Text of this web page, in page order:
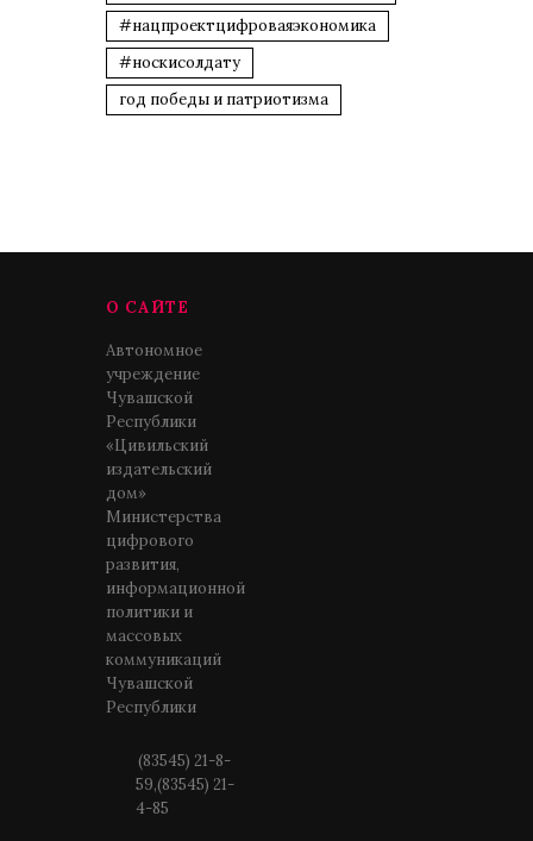
#нацпроектцифроваяэкономика
#носкисолдату
год победы и патриотизма
О САЙТЕ
Автономное
учреждение
Чувашской
Республики
«Цивильский
издательский
дом»
Министерства
цифрового
развития,
информационной
политики и
массовых
коммуникаций
Чувашской
Республики
(83545) 21-8-
59,(83545) 21-
4-85